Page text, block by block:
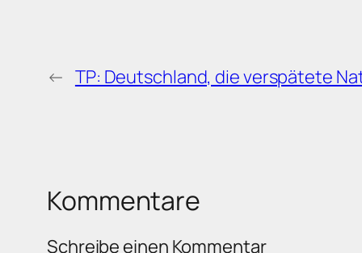
← TP: Deutschland, die verspätete
Kommentare
Schreibe einen Kommentar